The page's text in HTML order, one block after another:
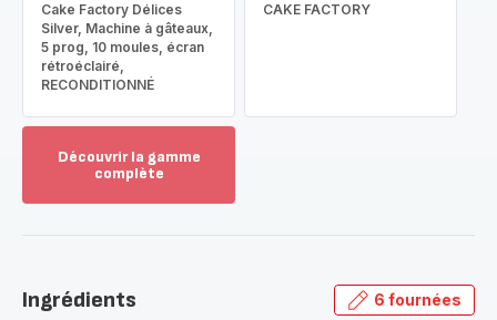
Cake Factory Délices
Silver, Machine à gâteaux,
5 prog, 10 moules, écran
rétroéclairé,
RECONDITIONNÉ
CAKE FACTORY
Découvrir la gamme
complète
gamme
Ingrédients 6 fournées